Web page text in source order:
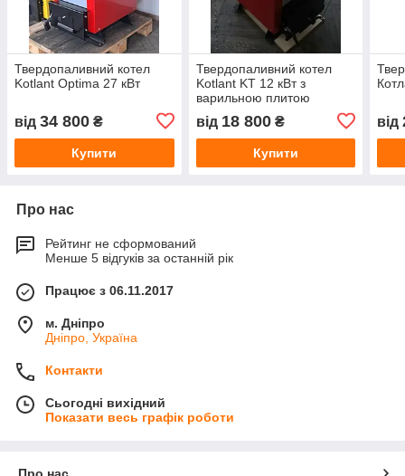
Твердопаливний котел
Kotlant Optima 27 кВт
від 34 800 ₴
Купити
Твердопаливний котел
Kotlant KT 12 кВт з
варильною плитою
від 18 800₴
Купити
від
Про нас
Рейтинг не сформований
Менше 5 відгуків за останній рік
Працює з 06.11.2017
м. Дніпро
Дніпро, Україна
Контакти
Сьогодні вихідний
Показати весь графік роботи
Про нас